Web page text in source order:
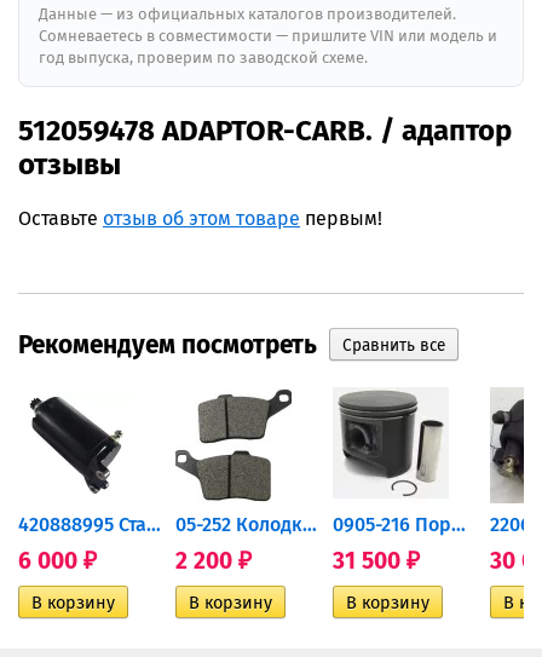
Данные — из официальных каталогов производителей.
Сомневаетесь в совместимости — пришлите VIN или модель и
год выпуска, проверим по заводской схеме.
512059478 ADAPTOR-CARB. / адаптор
отзывы
Оставьте отзыв об этом товаре первым!
Рекомендуем посмотреть
420888995 Стартер для...
6 000 ₽
05-252 Колодки тормозные...
2 200 ₽
0905-216 Поршень Arctic Cat...
31 500 ₽ 30